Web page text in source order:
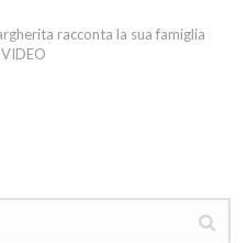
racconta la sua famiglia